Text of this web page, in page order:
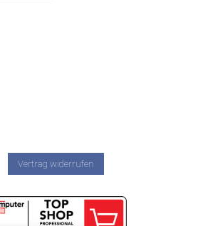
Vertrag widerrufen